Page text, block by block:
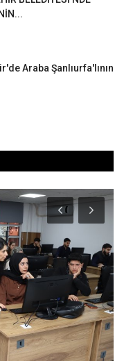
Araba Şanlıurfa'lının